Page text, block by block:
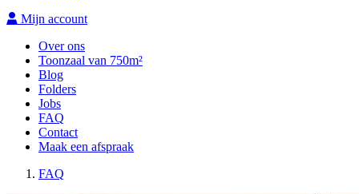
Mijn account
Over ons
Toonzaal van 750m²
Blog
Folders
Jobs
FAQ
Contact
Maak een afspraak
FAQ